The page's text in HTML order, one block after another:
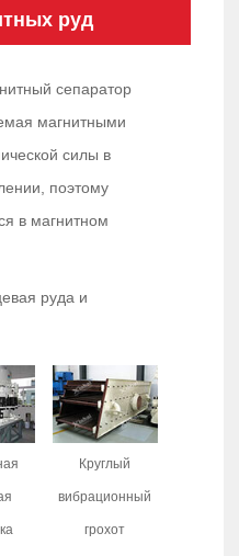
руд
сепаратор
магнитными
силы в
поэтому
в магнитном
руда и
Круглый
вибрационный
грохот